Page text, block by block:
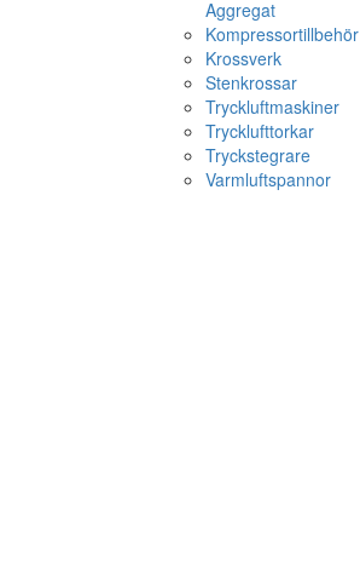
Aggregat
Kompressortillbehör
Krossverk
Stenkrossar
Tryckluftmaskiner
Trycklufttorkar
Tryckstegrare
Varmluftspannor